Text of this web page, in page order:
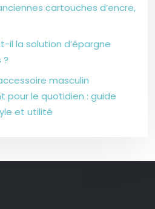
cartouches d’encre,
il la solution d’épargne
?
masculin
pour le quotidien : guide
et utilité